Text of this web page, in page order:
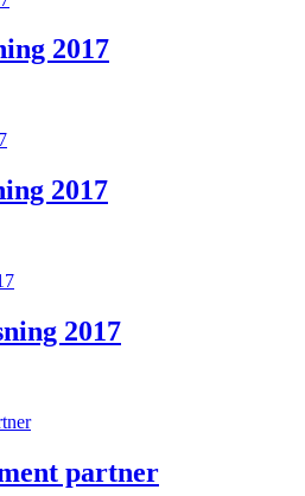
2017
2017
2017
partner